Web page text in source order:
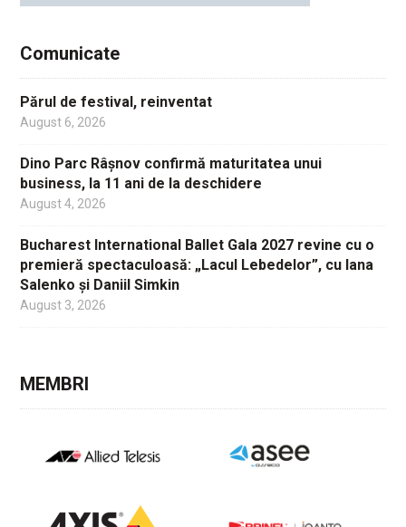
Comunicate
Părul de festival, reinventat
August 6, 2026
Dino Parc Râșnov confirmă maturitatea unui
business, la 11 ani de la deschidere
August 4, 2026
Bucharest International Ballet Gala 2027 revine cu o
premieră spectaculoasă: „Lacul Lebedelor”, cu Iana
Salenko și Daniil Simkin
August 3, 2026
MEMBRI